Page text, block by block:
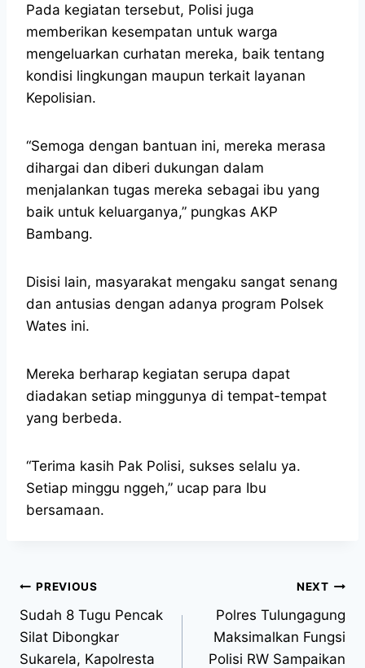
Pada kegiatan tersebut, Polisi juga
memberikan kesempatan untuk warga
mengeluarkan curhatan mereka, baik tentang
kondisi lingkungan maupun terkait layanan
Kepolisian.
“Semoga dengan bantuan ini, mereka merasa
dihargai dan diberi dukungan dalam
menjalankan tugas mereka sebagai ibu yang
baik untuk keluarganya,” pungkas AKP
Bambang.
Disisi lain, masyarakat mengaku sangat senang
dan antusias dengan adanya program Polsek
Wates ini.
Mereka berharap kegiatan serupa dapat
diadakan setiap minggunya di tempat-tempat
yang berbeda.
“Terima kasih Pak Polisi, sukses selalu ya.
Setiap minggu nggeh,” ucap para Ibu
bersamaan.
PREVIOUS
Sudah 8 Tugu Pencak
Silat Dibongkar
Sukarela, Kapolresta
NEXT
Polres Tulungagung
Maksimalkan Fungsi
Polisi RW Sampaikan